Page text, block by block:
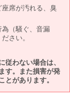
席が汚れる、臭
（騒ぐ、音漏
さい。
従わない場合は、
す。また損害が発
とがあります。